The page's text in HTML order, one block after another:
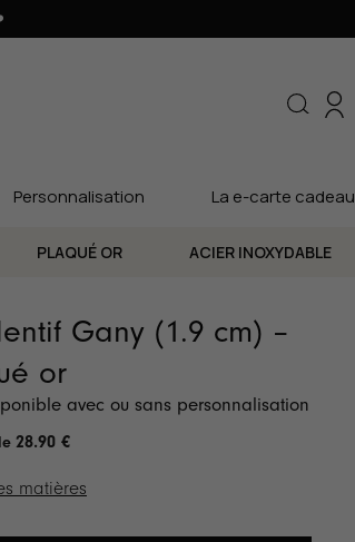
Personnalisation La e-carte cadeau
PLAQUÉ OR ACIER INOXYDABLE
Gany (1.9 cm) –
or
avec ou sans personnalisation
28.90 €
matières